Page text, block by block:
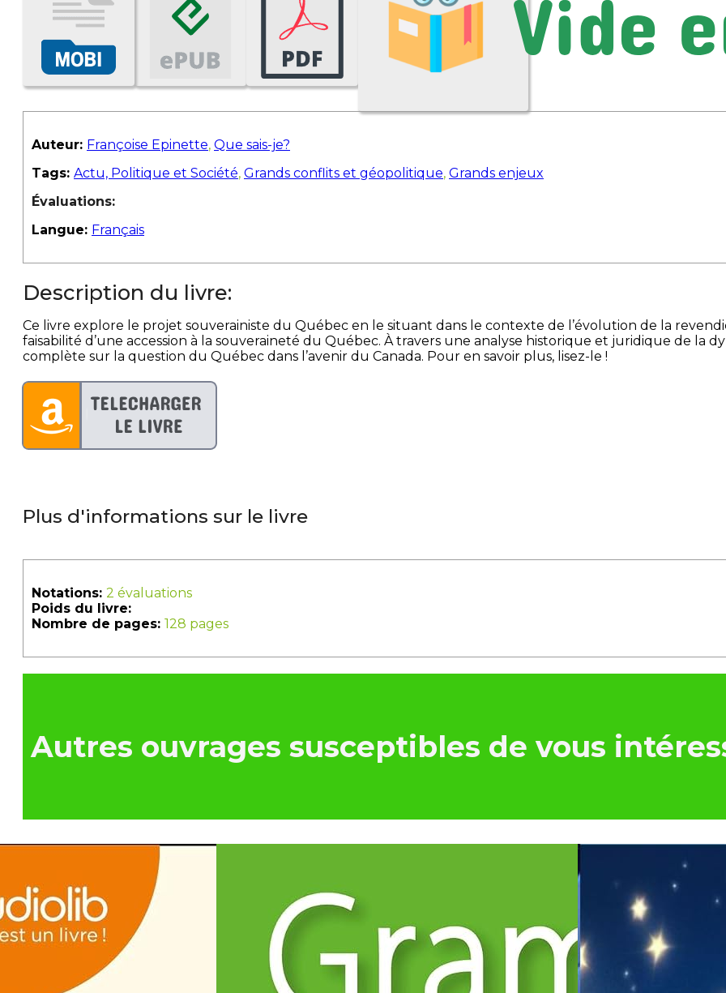
Auteur: Françoise Epinette, Que sais-je?
Tags: Actu, Politique et Société, Grands conflits et géopolitique, Grands enjeux
Évaluations:
Langue: Français
Description du livre:
Ce livre explore le projet souverainiste du Québec en le situant dans le contexte de l’évolution de la
faisabilité d’une accession à la souveraineté du Québec. À travers une analyse historique et juridique de la
complète sur la question du Québec dans l’avenir du Canada. Pour en savoir plus, lisez-le !
Plus d'informations sur le livre
Notations: 2 évaluations
Poids du livre:
Nombre de pages: 128 pages
Autres ouvrages susceptibles de vous